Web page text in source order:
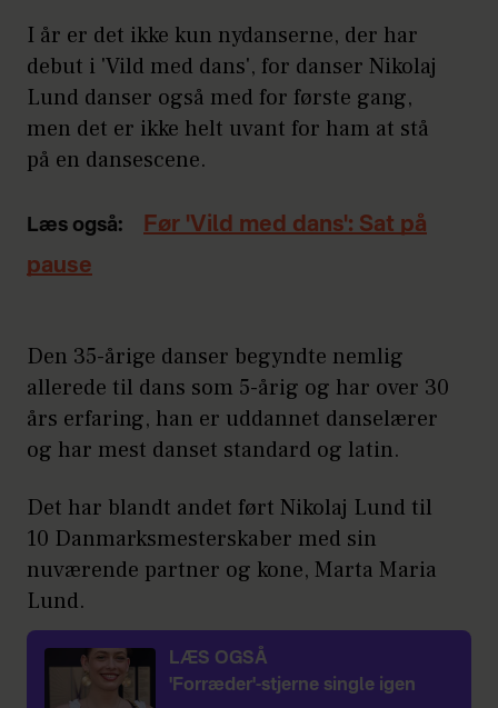
I år er det ikke kun nydanserne, der har
debut i 'Vild med dans', for danser Nikolaj
Lund danser også med for første gang,
men det er ikke helt uvant for ham at stå
på en dansescene.
Læs også:
Før 'Vild med dans': Sat på
pause
Den 35-årige danser begyndte nemlig
allerede til dans som 5-årig og har over 30
års erfaring, han er uddannet danselærer
og har mest danset standard og latin.
Det har blandt andet ført Nikolaj Lund til
10 Danmarksmesterskaber med sin
nuværende partner og kone, Marta Maria
Lund.
LÆS OGSÅ
'Forræder'-stjerne single igen